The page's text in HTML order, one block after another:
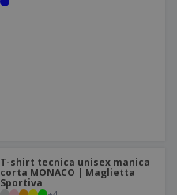
T-shirt tecnica unisex manica
corta MONACO | Maglietta
Sportiva